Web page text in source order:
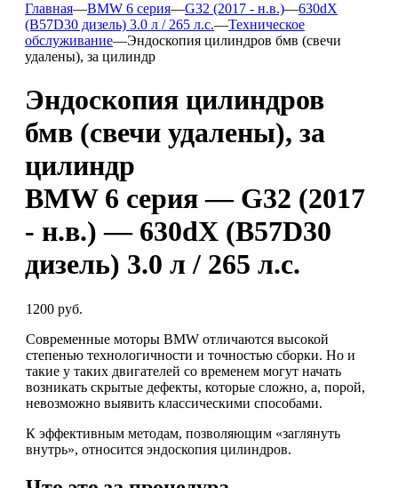
Главная—BMW 6 серия—G32 (2017 - н.в.)—630dX
(B57D30 дизель) 3.0 л / 265 л.с.—Техническое
обслуживание—Эндоскопия цилиндров бмв (свечи
удалены), за цилиндр
Эндоскопия цилиндров
бмв (свечи удалены), за
цилиндр
BMW 6 серия — G32 (2017
- н.в.) — 630dX (B57D30
дизель) 3.0 л / 265 л.с.
1200 руб.
Современные моторы BMW отличаются высокой
степенью технологичности и точностью сборки. Но и
такие у таких двигателей со временем могут начать
возникать скрытые дефекты, которые сложно, а, порой,
невозможно выявить классическими способами.
К эффективным методам, позволяющим «заглянуть
внутрь», относится эндоскопия цилиндров.